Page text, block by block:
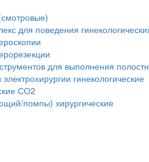
для поведения
для выполнения
гинекологические
СО2
помпы) хирургические